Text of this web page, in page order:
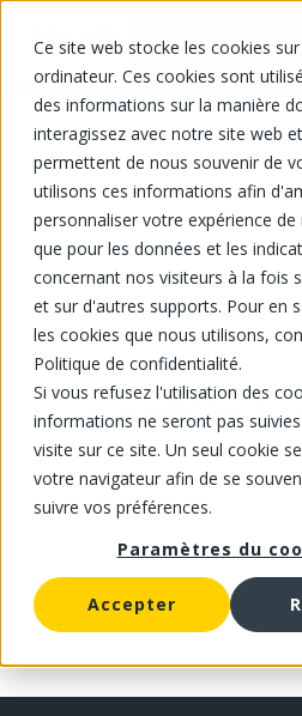
Ce site web stocke les cookies
ordinateur. Ces cookies sont
des informations sur la manière
interagissez avec notre site web
permettent de nous souvenir de
utilisons ces informations afin
personnaliser votre expérience de
que pour les données et les
concernant nos visiteurs à la fois
et sur d'autres supports. Pour en
les cookies que nous utilisons,
Politique de confidentialité.
Si vous refusez l'utilisation des
informations ne seront pas
visite sur ce site. Un seul cookie
votre navigateur afin de se
suivre vos préférences.
Paramètres du
Accepter
Ce produit n'est